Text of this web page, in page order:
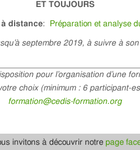
ET TOUJOURS
distance: Préparation et analyse
septembre 2019, à suivre à
pour l’organisation d’une
choix (minimum : 6 participant-
formation@cedis-formation.org
invitons à découvrir notre page